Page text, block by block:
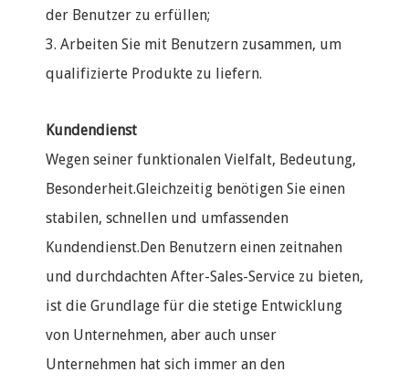
der Benutzer zu erfüllen;
3. Arbeiten Sie mit Benutzern zusammen, um
qualifizierte Produkte zu liefern.
Kundendienst
Wegen seiner funktionalen Vielfalt, Bedeutung,
Besonderheit.Gleichzeitig benötigen Sie einen
stabilen, schnellen und umfassenden
Kundendienst.Den Benutzern einen zeitnahen
und durchdachten After-Sales-Service zu bieten,
ist die Grundlage für die stetige Entwicklung
von Unternehmen, aber auch unser
Unternehmen hat sich immer an den